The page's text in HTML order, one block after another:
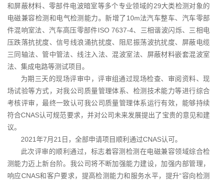
和屏蔽材料、零部件电波暗室等多个专业领域的29大类检测对象的
电磁兼容检测和电气检测能力。新增了10m法汽车整车、汽车零部
件混响室法、汽车高压零部件ISO 7637-4、三相谐波闪烁、三相电
压跌落抗扰度、信号线浪涌抗扰度、阻尼振荡波抗扰度、屏蔽电缆
三同轴法、管中管法、线注入法、混波室法、屏蔽材料嵌套混波室
法、集成电路等测试项目。
为期三天的现场评审中，评审组通过现场检查、审阅资料、现
场试验等方式，对我公司质量管理体系、检测技术能力等进行综合
考核评审，最终一致认可我公司质量管理体系运行有效，能够持续
符合CNAS认可规范要求，并对公司未来发展提出了宝贵的意见和建
议。
2021年7月21日，全部申请项目顺利通过CNAS认可。
此次评审的顺利通过，标志着容测检测在电磁兼容领域综合检
测能力迈上新台阶。我公司将不断加强能力建设，加强内部管理，
响应CNAS和客户要求，提高检测能力和服务水平，提升“容向检测